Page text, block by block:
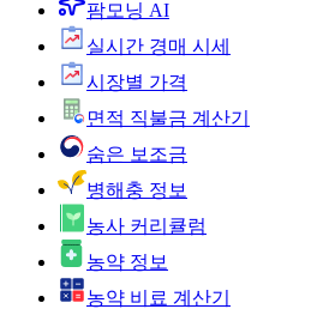
팜모닝 AI
실시간 경매 시세
시장별 가격
면적 직불금 계산기
숨은 보조금
병해충 정보
농사 커리큘럼
농약 정보
농약 비료 계산기